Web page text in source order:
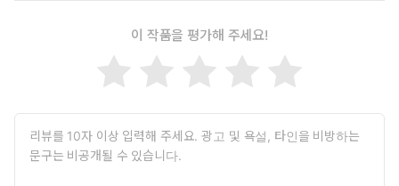
이 작품을 평가해 주세요!